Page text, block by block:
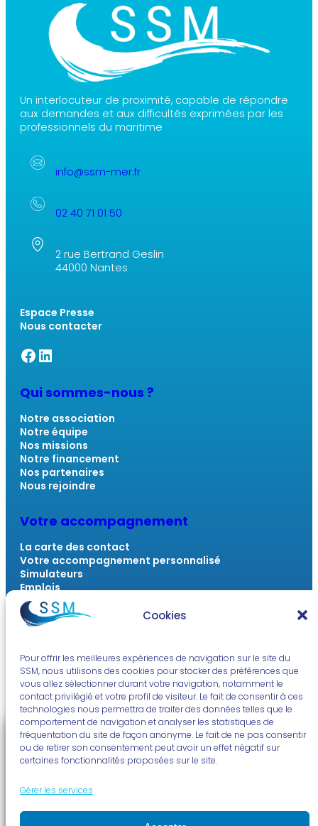
Cookies
Pour offrir les meilleures expériences de navigation sur le site du
SSM, nous utilisons des cookies pour stocker des préférences que
vous allez sélectionner durant votre navigation, notamment le
contact privilégié et votre profil de visiteur. Le fait de consentir à ces
technologies nous permettra de traiter des données telles que le
comportement de navigation et analyser les statistiques de
fréquentation du site de façon anonyme. Le fait de ne pas consentir
ou de retirer son consentement peut avoir un effet négatif sur
certaines fonctionnalités proposées sur le site.
Gérer les services
Un interlocuteur de proximité, capable de répondre
aux demandes et aux difficultés exprimées par les
professionnels du maritime
info@ssm-mer.fr
02 40 71 01 50
2 rue Bertrand Geslin
44000 Nantes
Espace Presse
Nous contacter
Facebook SSM
Linkedin SSM
Qui sommes-nous ?
Notre association
Notre équipe
Nos missions
Notre financement
Nos partenaires
Nous rejoindre
Votre accompagnement
La carte des contact
Votre accompagnement personnalisé
Simulateurs
Emplois
Outils numériques
FAQ
Actualités & Ressources
L’actu du monde marin
La voix des travailleurs sociaux
À vous la radio !
Quizz et jeux
Politique de cookies (UE)
© SSM | Conçu parNOUS – Ouvert, Utile & Simpleavec